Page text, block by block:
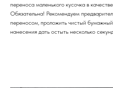
переноса маленького кусочка в
Обязательна! Рекомендуем
переносом, проложить чистый
нанесения дать остыть несколько